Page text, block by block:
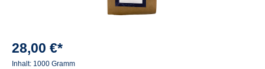
28,00 €*
Inhalt: 1000 Gramm